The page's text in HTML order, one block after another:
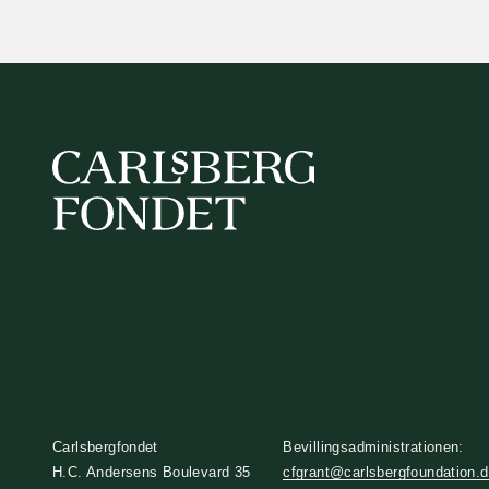
Carlsbergfondet
H.C. Andersens Boulevard 35
Bevillingsadministrationen: